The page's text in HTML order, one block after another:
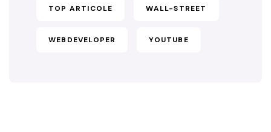
TOP ARTICOLE WALL-STREET
WEBDEVELOPER YOUTUBE